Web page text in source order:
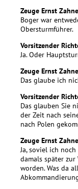
Zeuge Ernst
Boger war
Obersturmführer.
Vorsitzender
Ja. Oder
Zeuge Ernst
Das glaube ich
Vorsitzender
Das glauben Sie
der Zeit nach
nach Polen
Zeuge Ernst
Ja, soviel ich
damals später zur
worden. Was da